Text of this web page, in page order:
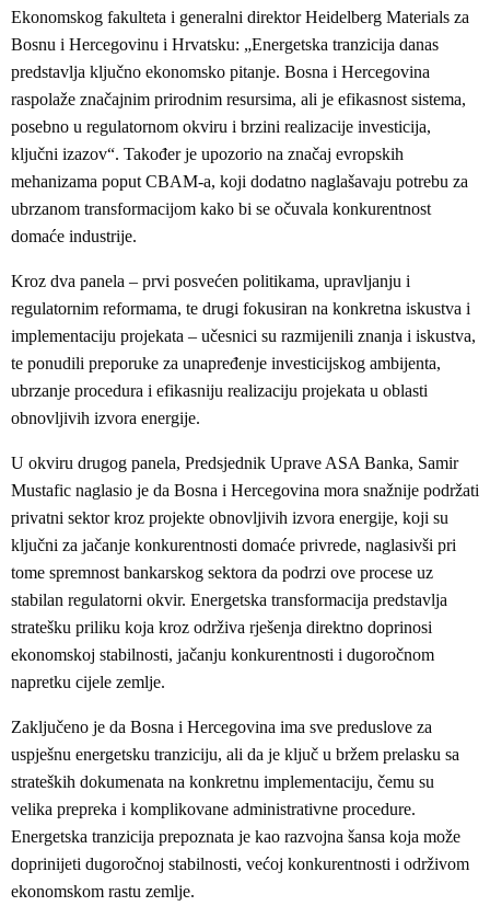
Ekonomskog fakulteta i generalni direktor Heidelberg Materials za
Bosnu i Hercegovinu i Hrvatsku: „Energetska tranzicija danas
predstavlja ključno ekonomsko pitanje. Bosna i Hercegovina
raspolaže značajnim prirodnim resursima, ali je efikasnost sistema,
posebno u regulatornom okviru i brzini realizacije investicija,
ključni izazov“. Također je upozorio na značaj evropskih
mehanizama poput CBAM-a, koji dodatno naglašavaju potrebu za
ubrzanom transformacijom kako bi se očuvala konkurentnost
domaće industrije.
Kroz dva panela – prvi posvećen politikama, upravljanju i
regulatornim reformama, te drugi fokusiran na konkretna iskustva i
implementaciju projekata – učesnici su razmijenili znanja i iskustva,
te ponudili preporuke za unapređenje investicijskog ambijenta,
ubrzanje procedura i efikasniju realizaciju projekata u oblasti
obnovljivih izvora energije.
U okviru drugog panela, Predsjednik Uprave ASA Banka, Samir
Mustafic naglasio je da Bosna i Hercegovina mora snažnije podržati
privatni sektor kroz projekte obnovljivih izvora energije, koji su
ključni za jačanje konkurentnosti domaće privrede, naglasivši pri
tome spremnost bankarskog sektora da podrzi ove procese uz
stabilan regulatorni okvir. Energetska transformacija predstavlja
stratešku priliku koja kroz održiva rješenja direktno doprinosi
ekonomskoj stabilnosti, jačanju konkurentnosti i dugoročnom
napretku cijele zemlje.
Zaključeno je da Bosna i Hercegovina ima sve preduslove za
uspješnu energetsku tranziciju, ali da je ključ u bržem prelasku sa
strateških dokumenata na konkretnu implementaciju, čemu su
velika prepreka i komplikovane administrativne procedure.
Energetska tranzicija prepoznata je kao razvojna šansa koja može
doprinijeti dugoročnoj stabilnosti, većoj konkurentnosti i održivom
ekonomskom rastu zemlje.